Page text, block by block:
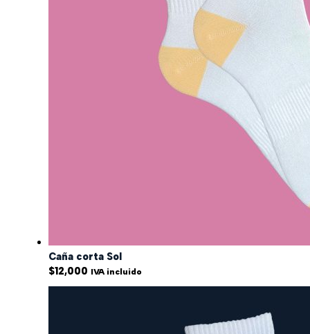
Caña corta Sol
$12,000 IVA incluido